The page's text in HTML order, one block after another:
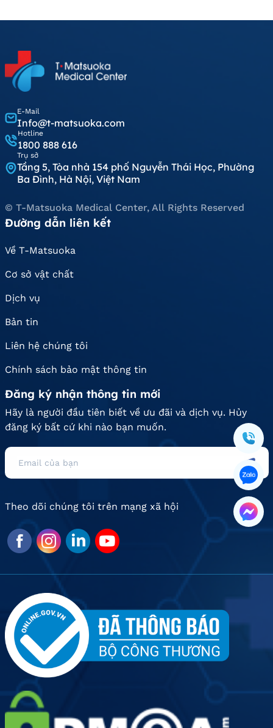
E-Mail
Info@t-matsuoka.com
Hotline
1800 888 616
Trụ sở
Tầng 5, Tòa nhà 154 phố Nguyễn Thái Học, Phường
Ba Đình, Hà Nội, Việt Nam
© T-Matsuoka Medical Center, All Rights Reserved
Đường dẫn liên kết
Về T-Matsuoka
Cơ sở vật chất
Dịch vụ
Bản tin
Liên hệ chúng tôi
Chính sách bảo mật thông tin
Đăng ký nhận thông tin mới
Hãy là người đầu tiên biết về ưu đãi và dịch vụ. Hủy
đăng ký bất cứ khi nào bạn muốn.
Theo dõi chúng tôi trên mạng xã hội